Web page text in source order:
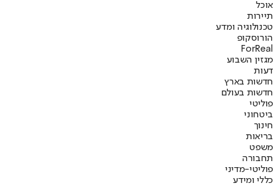
אוכל
תיירות
טכנולוגיה ומדע
הורוסקופ
ForReal
מגזין השבוע
דעות
חדשות בארץ
חדשות בעולם
פוליטי
ביטחוני
חינוך
בריאות
משפט
תחבורה
פוליטי-מדיני
כללי ומידע